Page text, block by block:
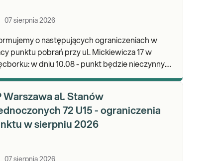
07 sierpnia 2026
o następujących ograniczeniach w
punktu pobrań przy ul. Mickiewicza 17 w
10.08 - punkt będzie nieczynny.
Warszawa al. Stanów
72 U15 - ograniczenia
w sierpniu 2026
07 sierpnia 2026